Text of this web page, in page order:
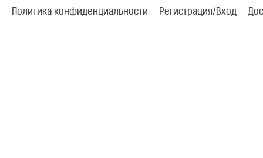
Политика конфиденциальности Регистрация/Вход